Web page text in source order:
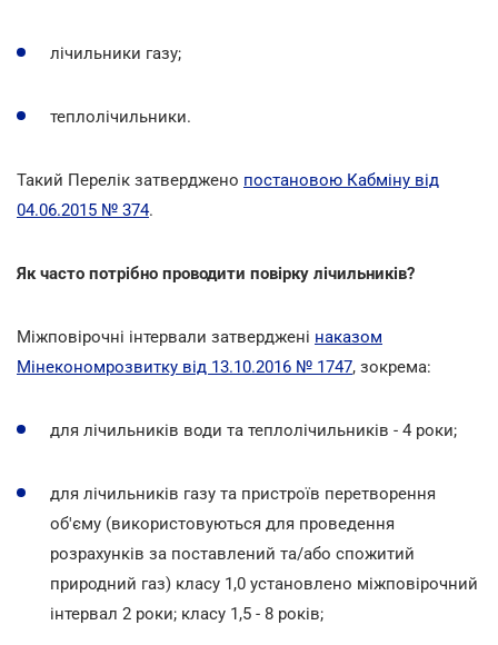
лічильники газу;
теплолічильники.
Такий Перелік затверджено постановою Кабміну від
04.06.2015 № 374.
Як часто потрібно проводити повірку лічильників?
Міжповірочні інтервали затверджені наказом
Мінекономрозвитку від 13.10.2016 № 1747, зокрема:
для лічильників води та теплолічильників - 4 роки;
для лічильників газу та пристроїв перетворення
об'єму (використовуються для проведення
розрахунків за поставлений та/або спожитий
природний газ) класу 1,0 установлено міжповірочний
інтервал 2 роки; класу 1,5 - 8 років;